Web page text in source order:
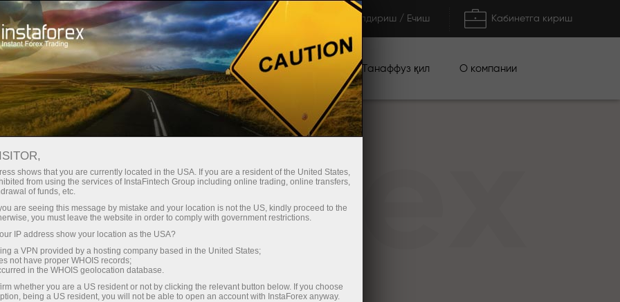
Ҳисоб-варағини тез очиш Савдо платформаси Тўлдириш / Ечиш Кабинетга кириш
Энди иш
учун
Инвесторлар
учун
Ҳамкорлар учун Промоакциялар Танаффуз қил О компании
shows that you are currently located in the USA. If you are a resident of the United States,
from using the services of InstaFintech Group including online trading, online transfers,
of funds, etc.
are seeing this message by mistake and your location is not the US, kindly proceed to the
you must leave the website in order to comply with government restrictions.
IP address show your location as the USA?
a VPN provided by a hosting company based in the United States;
not have proper WHOIS records;
in the WHOIS geolocation database.
whether you are a US resident or not by clicking the relevant button below. If you choose
being a US resident, you will not be able to open an account with InstaForex anyway.